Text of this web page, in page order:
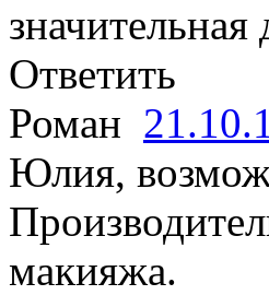
Ответить
Роман
Юлия,
макияжа.